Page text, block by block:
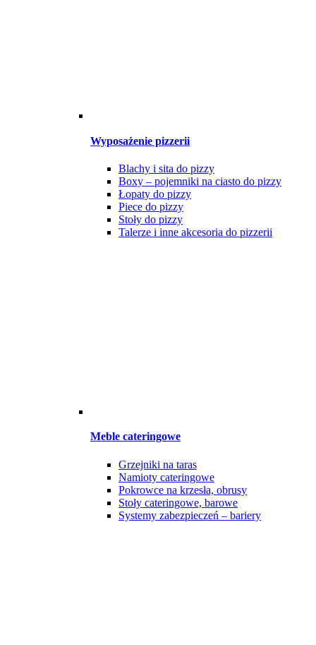
Wyposażenie pizzerii
Blachy i sita do pizzy
Boxy – pojemniki na ciasto do pizzy
Łopaty do pizzy
Piece do pizzy
Stoły do pizzy
Talerze i inne akcesoria do pizzerii
Meble cateringowe
Grzejniki na taras
Namioty cateringowe
Pokrowce na krzesła, obrusy
Stoły cateringowe, barowe
Systemy zabezpieczeń – bariery